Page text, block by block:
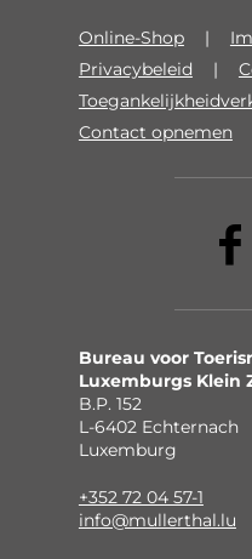
Online-Shop
Privacybeleid
Contact opnemen
Bureau voor
Luxemburgs Klein
B.P. 152
L-6402 Echternach
Luxemburg
+352 72 04 57-1
info@mullerthal.lu